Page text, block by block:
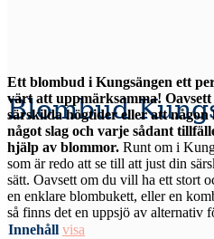
Blombud
Ett blombud i Kungsängen ett
värt att uppmärksamma! Oavsett
särskilda högtider eller att
något slag och varje sådant
hjälp av blommor.
som är redo att se till att just din
sätt. Oavsett om du vill ha ett stort
en enklare blombukett, eller en
så finns det en uppsjö av alternativ
Innehåll visa